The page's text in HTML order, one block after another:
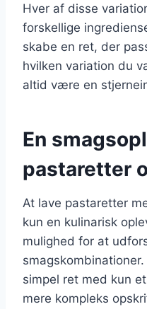
Hver af disse
forskellige
skabe en ret, der
hvilken variation du
altid være en
En
pastaretter
At lave pastaretter
kun en kulinarisk
mulighed for at
simpel ret med kun
mere kompleks